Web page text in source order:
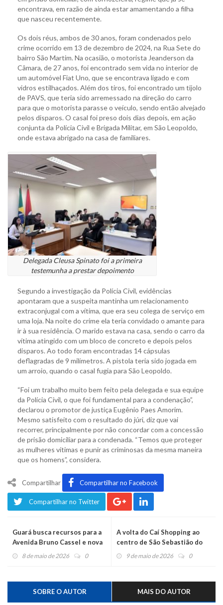
encontrava, em razão de ainda estar amamentando a filha
que nasceu recentemente.
Os dois réus, ambos de 30 anos, foram condenados pelo
crime ocorrido em 13 de dezembro de 2024, na Rua Sete do
bairro São Martim. Na ocasião, o motorista Jeanderson da
Câmara, de 27 anos, foi encontrado sem vida no interior de
um automóvel Fiat Uno, que se encontrava ligado e com
vidros estilhaçados. Além dos tiros, foi encontrado um tijolo
de PAVS, que teria sido arremessado na direção do carro
para que o motorista parasse o veículo, sendo então alvejado
pelos disparos. O casal foi preso dois dias depois, em ação
conjunta da Polícia Civil e Brigada Militar, em São Leopoldo,
onde estava abrigado na casa de familiares.
Delegada Cleusa Spinato foi a primeira
testemunha a prestar depoimento
Segundo a investigação da Polícia Civil, evidências
apontaram que a suspeita mantinha um relacionamento
extraconjugal com a vítima, que era seu colega de serviço em
uma loja. Na noite do crime ela teria convidado o amante para
ir à sua residência. O marido estava na casa, sendo o carro da
vítima atingido com um bloco de concreto e depois pelos
disparos. Ao todo foram encontradas 14 cápsulas
deflagradas de 9 milímetros. A pistola teria sido jogada em
um arroio, quando o casal fugia para São Leopoldo.
“Foi um trabalho muito bem feito pela delegada e sua equipe
da Polícia Civil, o que foi fundamental para a condenação”,
declarou o promotor de justiça Eugênio Paes Amorim.
Mesmo satisfeito com o resultado do júri, diz que vai
recorrer, principalmente por não concordar com a concessão
de prisão domiciliar para a condenada. “Temos que proteger
as mulheres vítimas e punir as criminosas da mesma maneira
que os homens”, considera.
Compartilhar Compartilhar no Facebook
Compartilhar no Twitter
Guará busca recursos para a
Avenida Bruno Cassel e nova
escola no bairro São Martim
8 de maio de 2026 0
A volta do Caí Shopping ao
centro de São Sebastião do
Caí 9 de maio de 2026 0
SOBRE O AUTOR MAIS DO AUTOR